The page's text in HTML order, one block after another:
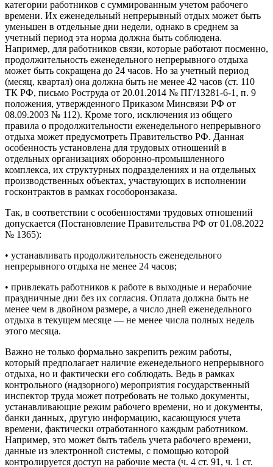
категории работников с суммированным учетом рабочего
времени. Их еженедельный непрерывный отдых может быть
уменьшен в отдельные дни недели, однако в среднем за
учетный период эта норма должна быть соблюдена.
Например, для работников связи, которые работают посменно,
продолжительность еженедельного непрерывного отдыха
может быть сокращена до 24 часов. Но за учетный период
(месяц, квартал) она должна быть не менее 42 часов (ст. 110
ТК РФ, письмо Роструда от 20.01.2014 № ПГ/13281-6-1, п. 9
положения, утвержденного Приказом Минсвязи РФ от
08.09.2003 № 112). Кроме того, исключения из общего
правила о продолжительности еженедельного непрерывного
отдыха может предусмотреть Правительство РФ. Данная
особенность установлена для трудовых отношений в
отдельных организациях оборонно-промышленного
комплекса, их структурных подразделениях и на отдельных
производственных объектах, участвующих в исполнении
госконтрактов в рамках гособоронзаказа.
Так, в соответствии с особенностями трудовых отношений
допускается (Постановление Правительства РФ от 01.08.2022
№ 1365):
• устанавливать продолжительность еженедельного
непрерывного отдыха не менее 24 часов;
• привлекать работников к работе в выходные и нерабочие
праздничные дни без их согласия. Оплата должна быть не
менее чем в двойном размере, а число дней еженедельного
отдыха в текущем месяце — не менее числа полных недель
этого месяца.
Важно не только формально закрепить режим работы,
который предполагает наличие еженедельного непрерывного
отдыха, но и фактически его соблюдать. Ведь в рамках
контрольного (надзорного) мероприятия государственный
инспектор труда может потребовать не только документы,
устанавливающие режим рабочего времени, но и документы,
банки данных, другую информацию, касающуюся учета
времени, фактически отработанного каждым работником.
Например, это может быть табель учета рабочего времени,
данные из электронной системы, с помощью которой
контролируется доступ на рабочие места (ч. 4 ст. 91, ч. 1 ст.